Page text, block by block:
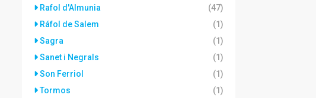
Rafol d'Almunia
(47)
Ráfol de Salem
(1)
Sagra
(1)
Sanet i Negrals
(1)
Son Ferriol
(1)
Tormos
(1)